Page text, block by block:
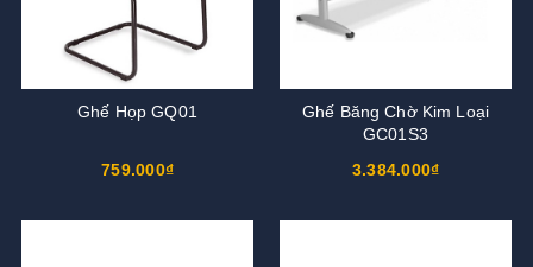
Ghế Họp GQ01
759.000₫
Ghế Băng Chờ Kim Loại
GC01S3
3.384.000₫